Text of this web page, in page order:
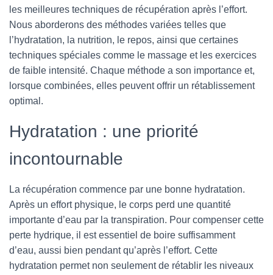
les meilleures techniques de récupération après l’effort.
Nous aborderons des méthodes variées telles que
l’hydratation, la nutrition, le repos, ainsi que certaines
techniques spéciales comme le massage et les exercices
de faible intensité. Chaque méthode a son importance et,
lorsque combinées, elles peuvent offrir un rétablissement
optimal.
Hydratation : une priorité
incontournable
La récupération commence par une bonne hydratation.
Après un effort physique, le corps perd une quantité
importante d’eau par la transpiration. Pour compenser cette
perte hydrique, il est essentiel de boire suffisamment
d’eau, aussi bien pendant qu’après l’effort. Cette
hydratation permet non seulement de rétablir les niveaux